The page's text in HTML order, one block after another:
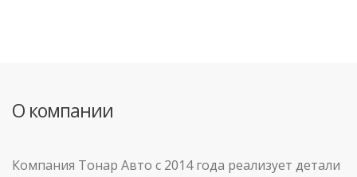
О компании
Компания Тонар Авто с 2014 года реализует детали